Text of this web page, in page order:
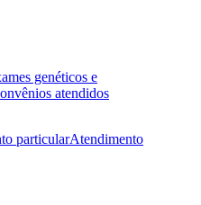
genéticos e
atendidos
particularAtendimento